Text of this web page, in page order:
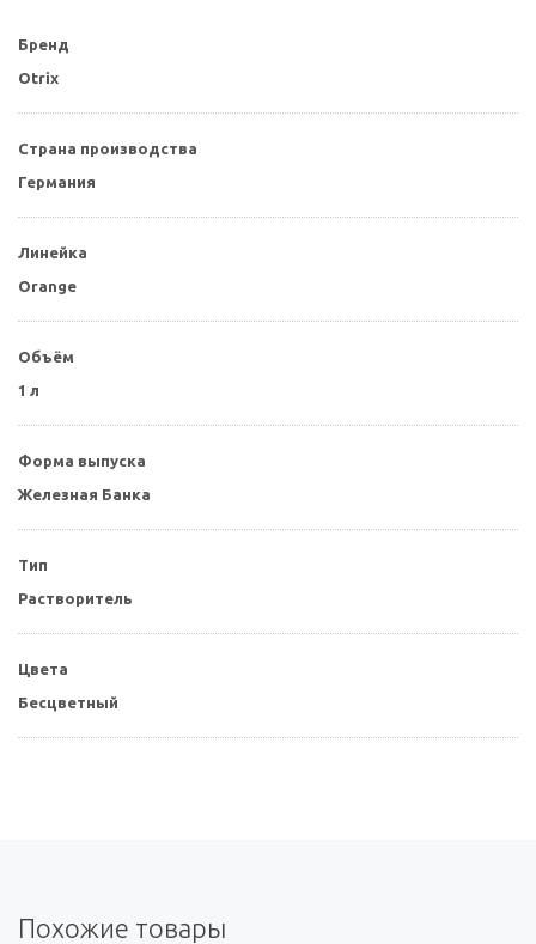
Бренд
Otrix
Страна производства
Германия
Линейка
Orange
Объём
1 л
Форма выпуска
Железная Банка
Тип
Растворитель
Цвета
Бесцветный
Похожие товары